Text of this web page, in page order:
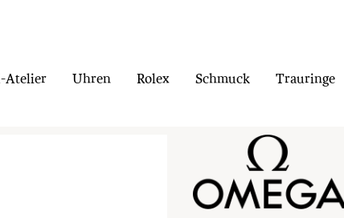
Atelier Uhren Rolex Schmuck Trauringe